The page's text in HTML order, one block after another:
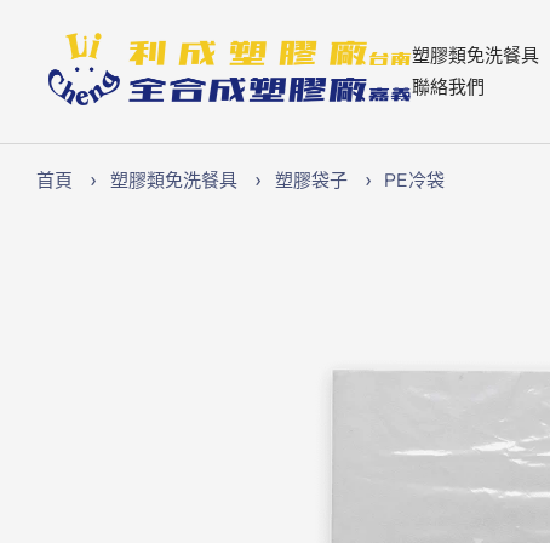
塑膠類免洗餐具
聯絡我們
Lichen74
首頁 塑膠類免洗餐具 塑膠袋子 PE冷袋